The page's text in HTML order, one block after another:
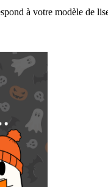
à votre modèle de